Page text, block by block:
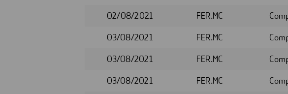
02/08/2021
FER.MC
03/08/2021
FER.MC
03/08/2021
FER.MC
03/08/2021
FER.MC